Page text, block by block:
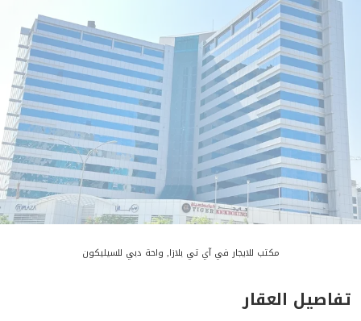
مكتب للايجار في آي تي بلازا, واحة دبي للسيليكون
تفاصيل العقار